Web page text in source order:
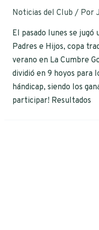
Noticias del Club / Por
El pasado lunes se jugó
Padres e Hijos, copa
verano en La Cumbre
dividió en 9 hoyos para
hándicap, siendo los
participar! Resultados